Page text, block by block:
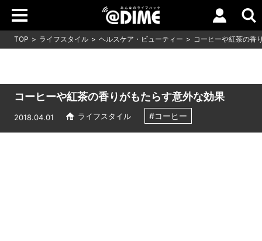
TOP ライフスタイル ヘルスケア・ビューティー コーヒーや紅茶の香
コーヒーや紅茶の香りがもたらす意外な効果
2018.04.01 ライフスタイル #コーヒー